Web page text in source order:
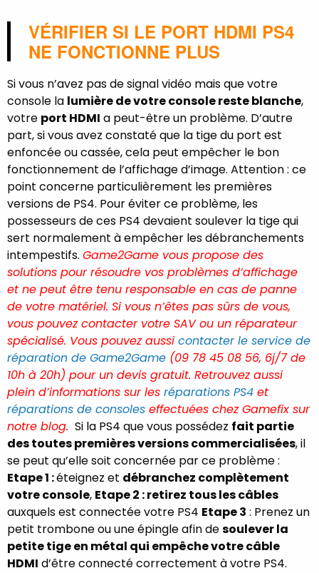
VÉRIFIER SI LE PORT HDMI PS4
NE FONCTIONNE PLUS
Si vous n’avez pas de signal vidéo mais que votre
console la lumière de votre console reste blanche,
votre port HDMI a peut-être un problème. D’autre
part, si vous avez constaté que la tige du port est
enfoncée ou cassée, cela peut empêcher le bon
fonctionnement de l’affichage d’image. Attention : ce
point concerne particulièrement les premières
versions de PS4. Pour éviter ce problème, les
possesseurs de ces PS4 devaient soulever la tige qui
sert normalement à empêcher les débranchements
intempestifs. Game2Game vous propose des
solutions pour résoudre vos problèmes d’affichage
et ne peut être tenu responsable en cas de panne
de votre matériel. Si vous n’êtes pas sûrs de vous,
vous pouvez contacter votre SAV ou un réparateur
spécialisé. Vous pouvez aussi contacter le service de
réparation de Game2Game (09 78 45 08 56, 6j/7 de
10h à 20h) pour un devis gratuit. Retrouvez aussi
plein d’informations sur les réparations PS4 et
réparations de consoles effectuées chez Gamefix sur
notre blog. Si la PS4 que vous possédez fait partie
des toutes premières versions commercialisées, il
se peut qu’elle soit concernée par ce problème :
Etape 1 :éteignez et débranchez complètement
votre console, Etape 2 : retirez tous les câbles
auxquels est connectée votre PS4 Etape 3 : Prenez un
petit trombone ou une épingle afin desoulever la
petite tige en métal qui empêche votre câble
HDMI d’être connecté correctement à votre PS4.